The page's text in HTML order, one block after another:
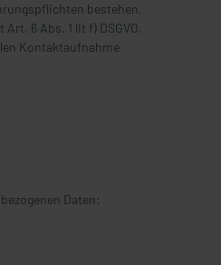
bestehen.
6 Abs. 1 lit f) DSGVO.
Kontaktaufnahme
Daten: